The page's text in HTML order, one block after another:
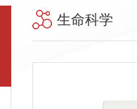
生命科学